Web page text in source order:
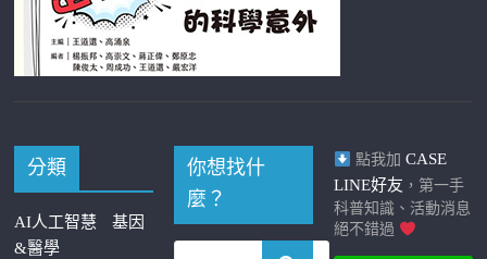
分類
AI人工智慧
基因
&醫學
你想找什
麼？
點我加 CASE
LINE好友 ，第一手
科普知識、活動消息
絕不錯過